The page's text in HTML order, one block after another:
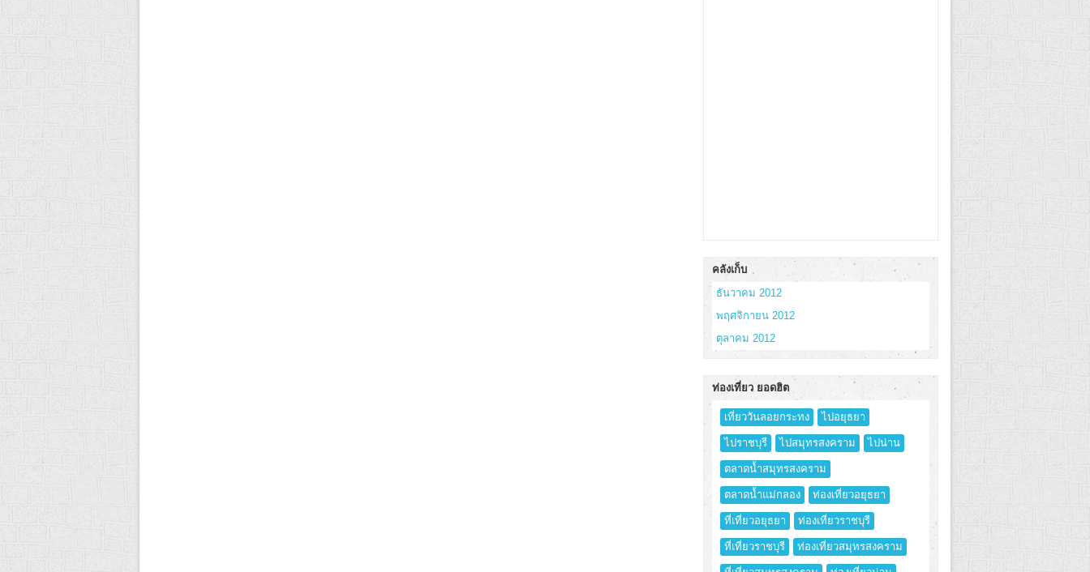
คลังเก็บ
ธันวาคม 2012
พฤศจิกายน 2012
ตุลาคม 2012
ท่องเที่ยว ยอดฮิต
เที่ยววันลอยกระทง ไปอยุธยา
ไปราชบุรี ไปสมุทรสงคราม ไปน่าน
ตลาดน้ำสมุทรสงคราม
ตลาดน้ำแม่กลอง ท่องเที่ยวอยุธยา
ที่เที่ยวอยุธยา ท่องเที่ยวราชบุรี
ที่เที่ยวราชบุรี ท่องเที่ยวสมุทรสงคราม